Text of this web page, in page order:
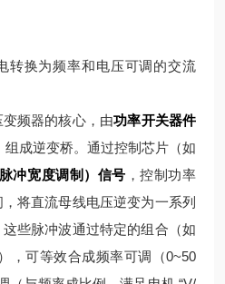
转换为频率和电压可调的交流
频器的核心，由功率开关器件
组成逆变桥。通过控制芯片（如
冲宽度调制）信号 ，控制功率
将直流母线电压逆变为一系列
这些脉冲波通过特定的组合（如
，可等效合成频率可调（0~50